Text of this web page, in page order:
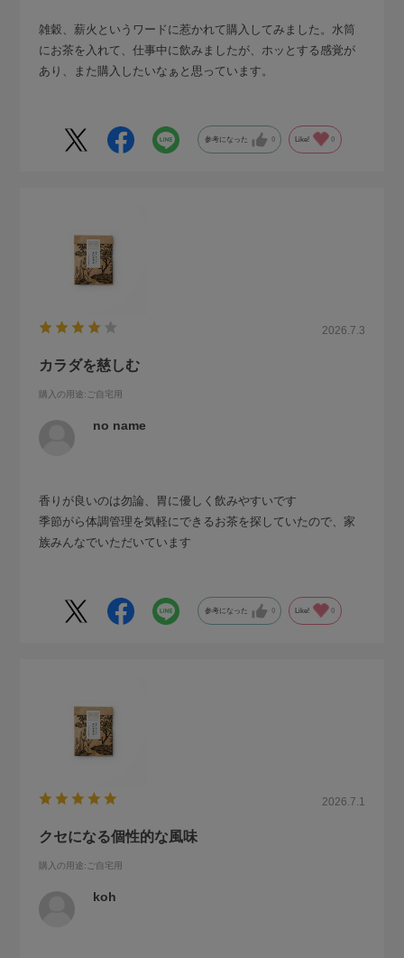
雑穀、薪火というワードに惹かれて購入してみました。水筒
にお茶を入れて、仕事中に飲みましたが、ホッとする感覚が
あり、また購入したいなぁと思っています。
参考になった 0 Like! 0
2026.7.3
カラダを慈しむ
購入の用途:ご自宅用
no name
香りが良いのは勿論、胃に優しく飲みやすいです
季節がら体調管理を気軽にできるお茶を探していたので、家
族みんなでいただいています
参考になった 0 Like! 0
2026.7.1
クセになる個性的な風味
購入の用途:ご自宅用
koh